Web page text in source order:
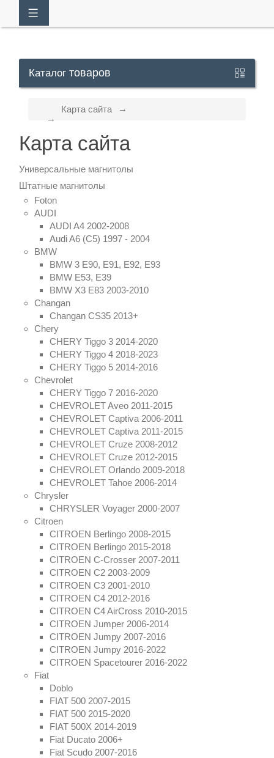
929
113-
13-
Режим
работы
Контакты
Каталог товаров
Карта сайта
Карта сайта
Универсальные магнитолы
Штатные магнитолы
Foton
AUDI
AUDI A4 2002-2008
Audi A6 (C5) 1997 - 2004
BMW
BMW 3 E90, E91, E92, E93
BMW E53, E39
BMW X3 E83 2003-2010
Changan
Changan CS35 2013+
Chery
CHERY Tiggo 3 2014-2020
CHERY Tiggo 4 2018-2023
CHERY Tiggo 5 2014-2016
Chevrolet
CHERY Tiggo 7 2016-2020
CHEVROLET Aveo 2011-2015
CHEVROLET Captiva 2006-2011
CHEVROLET Captiva 2011-2015
CHEVROLET Cruze 2008-2012
CHEVROLET Cruze 2012-2015
CHEVROLET Orlando 2009-2018
CHEVROLET Tahoe 2006-2014
Chrysler
CHRYSLER Voyager 2000-2007
Citroen
CITROEN Berlingo 2008-2015
CITROEN Berlingo 2015-2018
CITROEN C-Crosser 2007-2011
CITROEN C2 2003-2009
CITROEN C3 2001-2010
CITROEN C4 2012-2016
CITROEN C4 AirCross 2010-2015
CITROEN Jumper 2006-2014
CITROEN Jumpy 2007-2016
CITROEN Jumpy 2016-2022
CITROEN Spacetourer 2016-2022
Fiat
Doblo
FIAT 500 2007-2015
FIAT 500 2015-2020
FIAT 500X 2014-2019
Fiat Ducato 2006+
Fiat Scudo 2007-2016